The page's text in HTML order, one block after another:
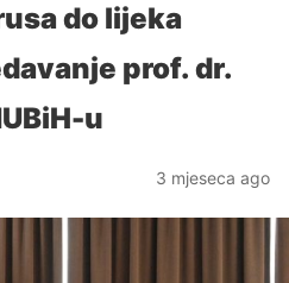
do lijeka
prof. dr.
u
3 mjeseca ago